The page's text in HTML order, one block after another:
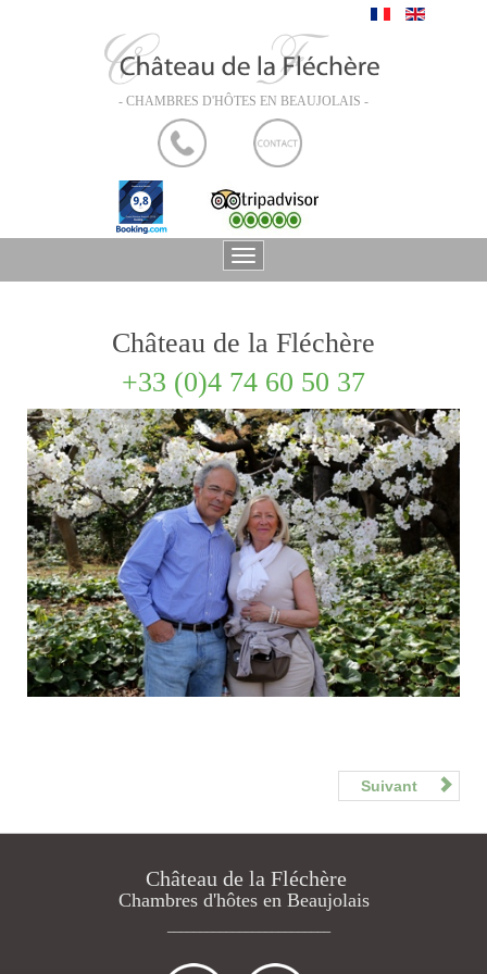
- CHAMBRES D'HÔTES EN BEAUJOLAIS -
Château de la Fléchère
+33 (0)4 74 60 50 37
Suivant
Château de la Fléchère
Chambres d'hôtes en Beaujolais